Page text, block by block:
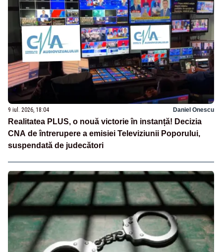
9 iul. 2026, 18:04 Daniel Onescu
Realitatea PLUS, o nouă victorie în instanță! Decizia
CNA de întrerupere a emisiei Televiziunii Poporului,
suspendată de judecători